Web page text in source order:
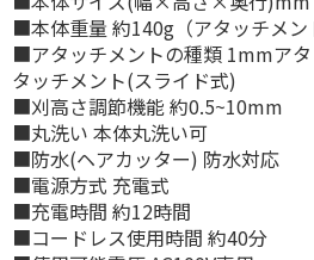
■本体重量 約140g（アタッチメン
■アタッチメントの種類 1mmア
タッチメント(スライド式)
■刈高さ調節機能 約0.5~10mm
■丸洗い 本体丸洗い可
■防水(ヘアカッター) 防水対応
■電源方式 充電式
■充電時間 約12時間
■コードレス使用時間 約40分